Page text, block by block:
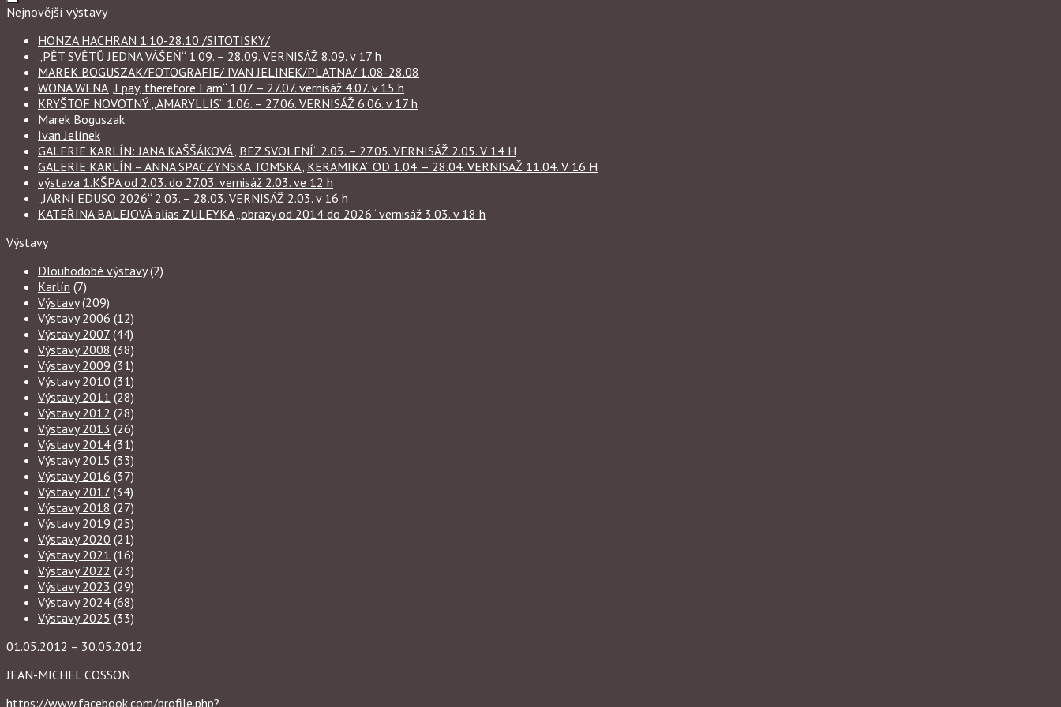
Nejnovější výstavy
HONZA HACHRAN 1.10-28.10 /SITOTISKY/
„PĚT SVĚTŮ JEDNA VÁŠEŃ“ 1.09. – 28.09. VERNISÁŽ 8.09. v 17 h
MAREK BOGUSZAK/FOTOGRAFIE/ IVAN JELINEK/PLATNA/ 1.08-28.08
WONA WENA „I pay, therefore I am“ 1.07. – 27.07. vernisáž 4.07. v 15 h
KRYŠTOF NOVOTNÝ „AMARYLLIS“ 1.06. – 27.06. VERNISÁŽ 6.06. v 17 h
Marek Boguszak
Ivan Jelínek
GALERIE KARLÍN: JANA KAŠŠÁKOVÁ „BEZ SVOLENÍ“ 2.05. – 27.05. VERNISÁŽ 2.05. V 14 H
GALERIE KARLÍN – ANNA SPACZYNSKA TOMSKA „KERAMIKA“ OD 1.04. – 28.04. VERNISAŽ 11.04. V 16 H
výstava 1.KŠPA od 2.03. do 27.03. vernisáž 2.03. ve 12 h
„JARNÍ EDUSO 2026“ 2.03. – 28.03. VERNISÁŽ 2.03. v 16 h
KATEŘINA BALEJOVÁ alias ZULEYKA „obrazy od 2014 do 2026“ vernisáž 3.03. v 18 h
Výstavy
Dlouhodobé výstavy(2)
Karlín (7)
Výstavy(209)
Výstavy 2006 (12)
Výstavy 2007 (44)
Výstavy 2008 (38)
Výstavy 2009 (31)
Výstavy 2010 (31)
Výstavy 2011 (28)
Výstavy 2012 (28)
Výstavy 2013 (26)
Výstavy 2014 (31)
Výstavy 2015 (33)
Výstavy 2016 (37)
Výstavy 2017 (34)
Výstavy 2018 (27)
Výstavy 2019 (25)
Výstavy 2020 (21)
Výstavy 2021 (16)
Výstavy 2022 (23)
Výstavy 2023 (29)
Výstavy 2024 (68)
Výstavy 2025 (33)
01.05.2012 – 30.05.2012
JEAN-MICHEL COSSON
https://www.facebook.com/profile.php?